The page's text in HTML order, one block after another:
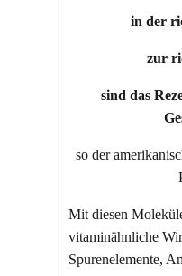
in der
zur
sind das
so der
Mit diesen
vitaminähnliche
Spurenelemente,